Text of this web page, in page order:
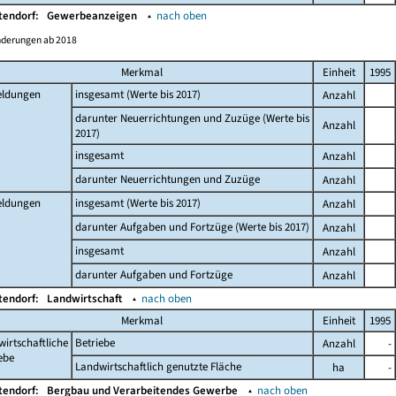
Gewerbeanzeigen ▴ nach oben
ab 2018
Merkmal Einheit
1995
insgesamt (Werte bis 2017)
Anzahl
darunter Neuerrichtungen und Zuzüge (Werte bis
2017)
Anzahl
insgesamt
Anzahl
darunter Neuerrichtungen und Zuzüge
Anzahl
insgesamt (Werte bis 2017)
Anzahl
darunter Aufgaben und Fortzüge (Werte bis 2017)
Anzahl
insgesamt
Anzahl
darunter Aufgaben und Fortzüge
Anzahl
Landwirtschaft ▴ nach oben
Merkmal
Einheit
1995
Betriebe Anzahl
-
Landwirtschaftlich genutzte Fläche
ha
-
Bergbau und Verarbeitendes Gewerbe ▴ nach oben